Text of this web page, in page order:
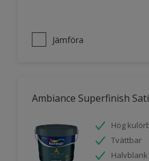
Jämföra
Ambiance Superfinish
Hög
Tvättbar
Halvblank